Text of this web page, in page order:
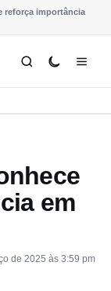
reforça importância
em
de 2025 às 3:59 pm